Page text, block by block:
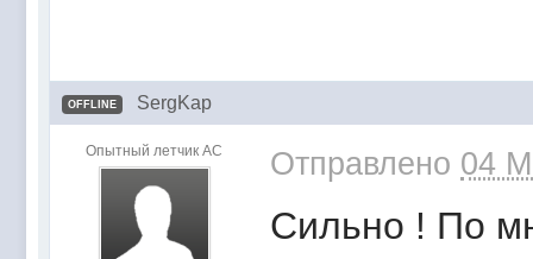
OFFLINE SergKap
Опытный летчик АС Отправлено 04
Сильно ! По